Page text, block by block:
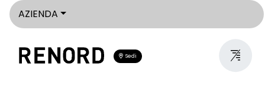
AZIENDA
Sedi